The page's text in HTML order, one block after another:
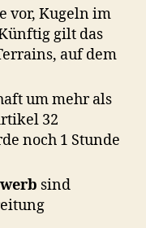
vor, Kugeln im
gilt das
auf dem
um mehr als
32
noch 1 Stunde
sind